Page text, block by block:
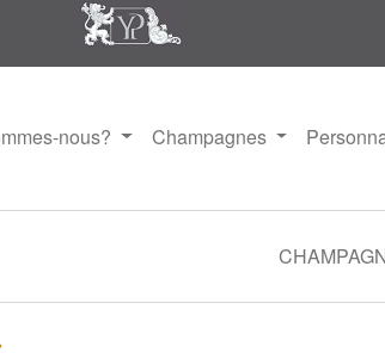
nous? Champagnes